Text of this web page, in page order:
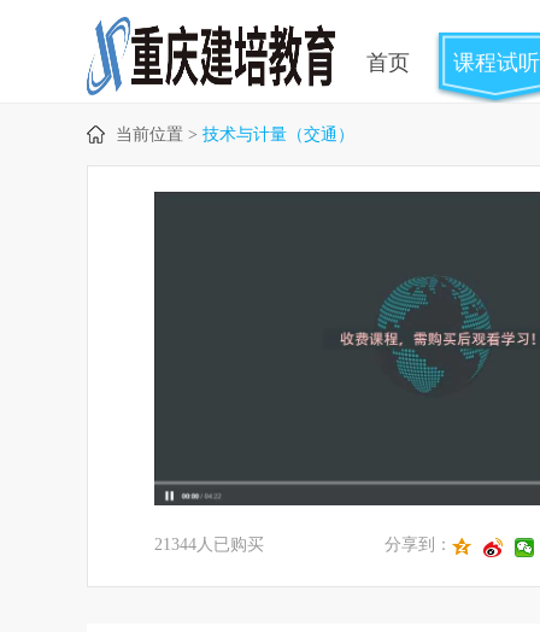
首页 课程试听
当前位置 > 技术与计量（交通）
21344人已购买 分享到：